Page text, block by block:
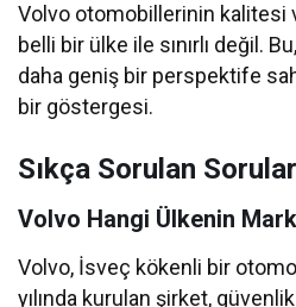
Volvo otomobillerinin kalitesi
belli bir ülke ile sınırlı değil.
daha geniş bir perspektife
bir göstergesi.
Sıkça Sorulan Sorular
Volvo Hangi Ülkenin
Volvo, İsveç kökenli bir
yılında kurulan şirket, güvenlik